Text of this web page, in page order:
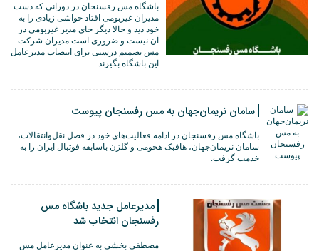
باشگاه مس رفسنجان در دورانی که دست
مدیران غیربومی افتاد حواشی زیادی را به
خود دید و حالا دیگر جای مدیر غیربومی در
آن نیست و ضروری است مدیران شرکت
مس تصمیم درستی برای انتصاب مدیرعامل
این باشگاه بگیرند.
سامان نریمان‌جهان به مس رفسنجان پیوست
باشگاه مس رفسنجان در ادامه فعالیت‌های خود در فصل نقل‌وانتقالات،
سامان نریمان‌جهان، هافبک هجومی و گلزن باسابقه فوتبال ایران را به
خدمت گرفت.
مدیرعامل جدید باشگاه مس
رفسنجان انتخاب شد
مصطفی بخشی به عنوان مدیرعامل مس